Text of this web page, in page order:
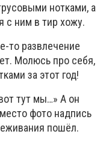
нотками, а
с ним в тир хожу.
то развлечение
Молюсь про себя,
за этот год!
тут мы…» А он
фото надпись
пошёл.